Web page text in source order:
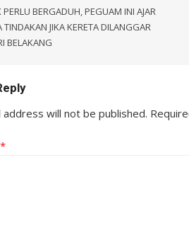
PERLU BERGADUH, PEGUAM INI AJAR
TINDAKAN JIKA KERETA DILANGGAR
BELAKANG
address will not be published.
*